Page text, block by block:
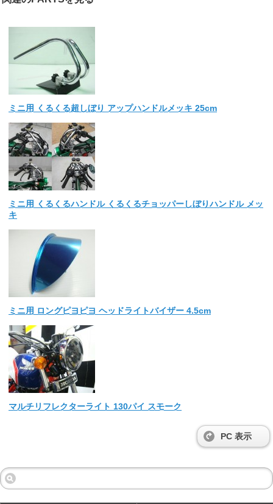
ミニ用 くるくる超しぼり アップハンドルメッキ 25cm
ミニ用 くるくるハンドル くるくるチョッパーしぼりハンドル メッ
キ
ミニ用 ロングピヨピヨ ヘッドライトバイザー 4.5cm
マルチリフレクターライト 130パイ スモーク
PC 表示